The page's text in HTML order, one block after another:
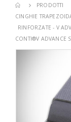
PRODOTTI
CINGHIE
RINFORZATE - V
CONTI®V ADVANCE